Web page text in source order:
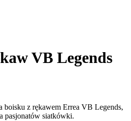
VB Legends
z rękawem Errea VB Legends,
pasjonatów siatkówki.